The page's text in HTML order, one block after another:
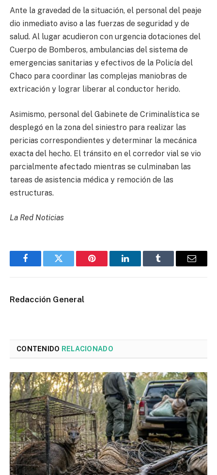
Ante la gravedad de la situación, el personal del peaje
dio inmediato aviso a las fuerzas de seguridad y de
salud. Al lugar acudieron con urgencia dotaciones del
Cuerpo de Bomberos, ambulancias del sistema de
emergencias sanitarias y efectivos de la Policía del
Chaco para coordinar las complejas maniobras de
extricación y lograr liberar al conductor herido.
Asimismo, personal del Gabinete de Criminalística se
desplegó en la zona del siniestro para realizar las
pericias correspondientes y determinar la mecánica
exacta del hecho. El tránsito en el corredor vial se vio
parcialmente afectado mientras se culminaban las
tareas de asistencia médica y remoción de las
estructuras.
La Red Noticias
FacebookTwitter Pinterest LinkedInTumblr Email
Redacción General
CONTENIDO RELACIONADO